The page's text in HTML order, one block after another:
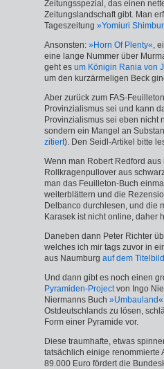
Zeitungsspezial, das einen
Zeitungslandschaft gibt. Man
Tageszeitung »Yomiuri
Ansonsten: »Horn Of Plenty«,
eine lange Nummer über
geht es um Königin Rania von
um den kurzärmeligen Beck
Aber zurück zum FAS-
Provinzialismus sei und kann
Provinzialismus sei eben nicht
sondern ein Mangel an
zitiert). Den Seidl-Artikel bitte
Wenn man Robert Redford
Rollkragenpullover aus
man das Feuilleton-Buch
weiterblättern und die
Delbanco durchlesen, und die
Karasek ist nicht online, daher
Daneben dann Peter Richter
welches ich mir tags zuvor in
aus Naumburg auf dem Titelbild
Und dann gibt es noch einen
Pyramiden-Projectvon Ingo
Niermanns Buch »Umbauland«
Ostdeutschlands zu lösen,
Form einer Pyramide vor.
Diese traumhafte, etwas
tatsächlich einige renommierte
89.000 Euro fördert die